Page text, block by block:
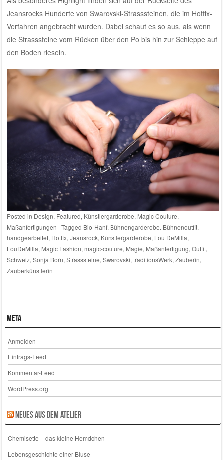
Jeansrocks Hunderte von Swarovski-Strasssteinen, die im Hotfix-
Verfahren angebracht wurden. Dabei schaut es so aus, als wenn
die Strasssteine vom Rücken über den Po bis hin zur Schleppe auf
den Boden rieseln.
Posted in Design, Featured, Künstlergarderobe, Magic Couture,
Maßanfertigungen | Tagged Bio-Hanf, Bühnengarderobe, Bühnenoutfit,
handgearbeitet, Hotfix, Jeansrock, Künstlergarderobe, Lou DeMilla,
LouDeMilla, Magic Fashion, magic-couture, Magie, Maßanfertigung, Outfit,
Schweiz, Sonja Born, Strasssteine, Swarovski, traditionsWerk, Zauberin,
Zauberkünstlerin
Meta
Anmelden
Eintrags-Feed
Kommentar-Feed
WordPress.org
Neues aus dem Atelier
Chemisette – das kleine Hemdchen
Lebensgeschichte einer Bluse